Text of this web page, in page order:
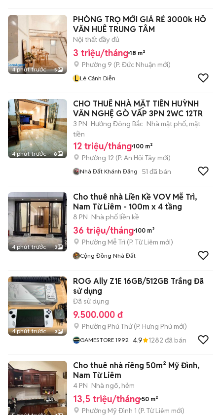
4 phút trước 5
PHÒNG TRỌ MỚI GIÁ RẺ 3000k HỒ
VĂN HUÊ TRUNG TÂM
Nội thất đầy đủ
3 triệu/tháng 18 m²
Phường 9 (P. Đức Nhuận mới)
L Lê Cảnh Diễn
4 phút trước 8
CHO THUÊ NHÀ MẶT TIỀN HUỲNH
VĂN NGHỆ GÒ VẤP 3PN 2WC 12TR
3 PN Hướng Đông Bắc Nhà mặt phố, mặt
tiền
12 triệu/tháng 100 m²
Phường 12 (P. An Hội Tây mới)
Nhà Đất Khánh Đăng 51 đã bán
4 phút trước 3
Cho thuê nhà Liền Kề VOV Mễ Trì,
Nam Từ Liêm - 100m x 4 tầng
8 PN Nhà phố liền kề
36 triệu/tháng 100 m²
Phường Mễ Trì (P. Từ Liêm mới)
Cộng Đồng Nhà Đất
4 phút trước 3
ROG Ally Z1E 16GB/512GB Trắng Đã
sử dụng
Đã sử dụng
9.500.000 đ
Phường Phú Thứ(P. Hưng Phú mới)
GAMESTORE 1992 4.9 1282 đã bán
Cho thuê nhà riêng 50m² Mỹ Đình,
Nam Từ Liêm
4 PN Nhà ngõ, hẻm
13,5 triệu/tháng 50 m²
Phường Mỹ Đình 1 (P. Từ Liêm mới)